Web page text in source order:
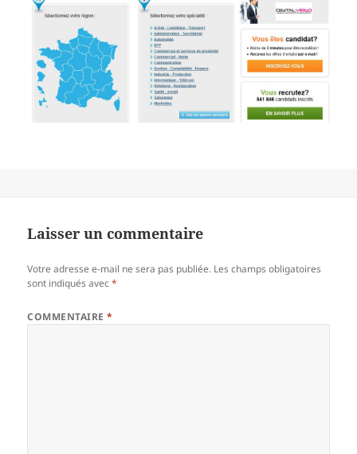
Laisser un commentaire
Votre adresse e-mail ne sera pas publiée. Les champs obligatoires
sont indiqués avec*
COMMENTAIRE*